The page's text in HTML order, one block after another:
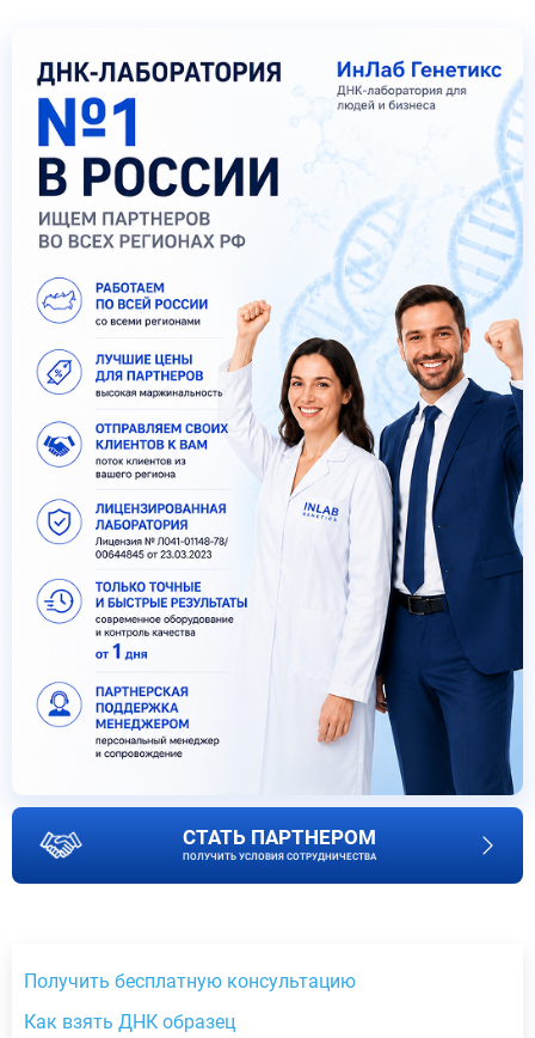
СТАТЬ ПАРТНЕРОМ
ПОЛУЧИТЬ УСЛОВИЯ СОТРУДНИЧЕСТВА
Получить бесплатную консультацию
Как взять ДНК образец